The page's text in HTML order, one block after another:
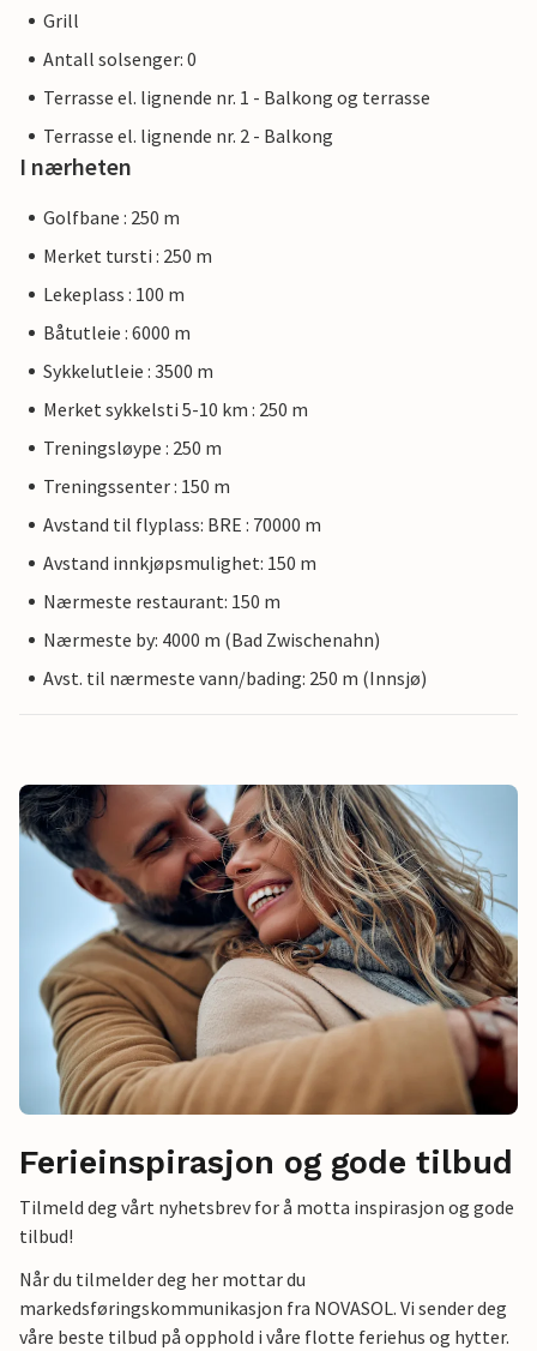
Grill
Antall solsenger: 0
Terrasse el. lignende nr. 1 - Balkong og terrasse
Terrasse el. lignende nr. 2 - Balkong
I nærheten
Golfbane : 250 m
Merket tursti : 250 m
Lekeplass : 100 m
Båtutleie : 6000 m
Sykkelutleie : 3500 m
Merket sykkelsti 5-10 km : 250 m
Treningsløype : 250 m
Treningssenter : 150 m
Avstand til flyplass: BRE : 70000 m
Avstand innkjøpsmulighet: 150 m
Nærmeste restaurant: 150 m
Nærmeste by: 4000 m (Bad Zwischenahn)
Avst. til nærmeste vann/bading: 250 m (Innsjø)
Ferieinspirasjon og gode tilbud
Tilmeld deg vårt nyhetsbrev for å motta inspirasjon og gode
tilbud!
Når du tilmelder deg her mottar du
markedsføringskommunikasjon fra NOVASOL. Vi sender deg
våre beste tilbud på opphold i våre flotte feriehus og hytter.